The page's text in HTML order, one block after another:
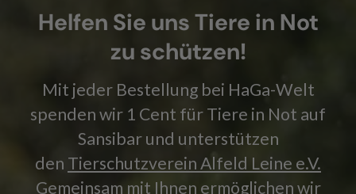
Helfen Sie uns Tiere in Not
zu schützen!
Mit jeder Bestellung bei HaGa-Welt
spenden wir 1 Cent für Tiere in Not auf
Sansibar und unterstützen
den Tierschutzverein Alfeld Leine e.V.
Gemeinsam mit Ihnen ermöglichen wir